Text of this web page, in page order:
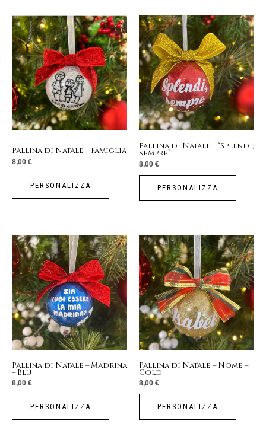
Pallina di Natale – Famiglia
8,00 €
PERSONALIZZA
Pallina di Natale – “Splendi,
sempre”
8,00 €
PERSONALIZZA
Pallina di Natale – Madrina
– Blu
8,00 €
PERSONALIZZA
Pallina di Natale – Nome –
Gold
8,00 €
PERSONALIZZA